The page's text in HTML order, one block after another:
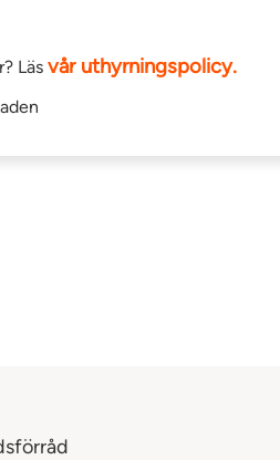
Läs vår uthyrningspolicy.